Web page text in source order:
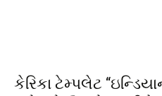
કેરિકા ટેમ્પલેટ